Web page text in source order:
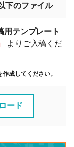
下のファイル
用テンプレート
よりご入稿くだ
成してください。
ード